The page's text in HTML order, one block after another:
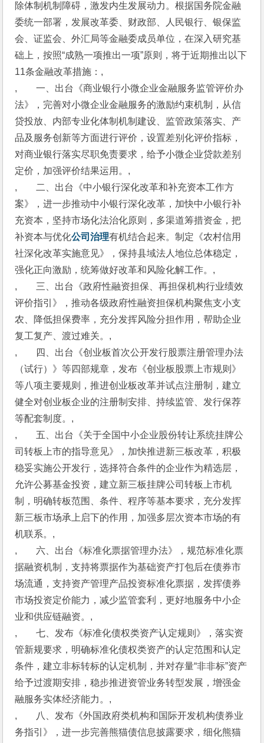
除体制机制障碍，激发内生发展动力。根据国务院金融
委统一部署，发展改革委、财政部、人民银行、银保监
会、证监会、外汇局等金融委成员单位，在深入研究基
础上，按照“成熟一项推出一项”原则，将于近期推出以下
11条金融改革措施：,
,　　一、出台《商业银行小微企业金融服务监管评价办
法》，完善对小微企业金融服务的激励约束机制，从信
贷投放、内部专业化体制机制建设、监管政策落实、产
品及服务创新等方面进行评价，设置差别化评价指标，
对商业银行落实尽职免责要求，给予小微企业贷款差别
定价，加强评价结果运用。,
,　　二、出台《中小银行深化改革和补充资本工作方
案》，进一步推动中小银行深化改革，加快中小银行补
充资本，坚持市场化法治化原则，多渠道筹措资金，把
补资本与优化公司治理有机结合起来。制定《农村信用
社深化改革实施意见》，保持县域法人地位总体稳定，
强化正向激励，统筹做好改革和风险化解工作。,
,　　三、出台《政府性融资担保、再担保机构行业绩效
评价指引》，推动各级政府性融资担保机构聚焦支小支
农、降低担保费率，充分发挥风险分担作用，帮助企业
复工复产、渡过难关。,
,　　四、出台《创业板首次公开发行股票注册管理办法
（试行）》等四部规章，发布《创业板股票上市规则》
等八项主要规则，推进创业板改革并试点注册制，建立
健全对创业板企业的注册制安排、持续监管、发行保荐
等配套制度。,
,　　五、出台《关于全国中小企业股份转让系统挂牌公
司转板上市的指导意见》，加快推进新三板改革，积极
稳妥实施公开发行，选择符合条件的企业作为精选层，
允许公募基金投资，建立新三板挂牌公司转板上市机
制，明确转板范围、条件、程序等基本要求，充分发挥
新三板市场承上启下的作用，加强多层次资本市场的有
机联系。,
,　　六、出台《标准化票据管理办法》，规范标准化票
据融资机制，支持将票据作为基础资产打包后在债券市
场流通，支持资产管理产品投资标准化票据，发挥债券
市场投资定价能力，减少监管套利，更好地服务中小企
业和供应链融资。,
,　　七、发布《标准化债权类资产认定规则》，落实资
管新规要求，明确标准化债权类资产的认定范围和认定
条件，建立非标转标的认定机制，并对存量“非非标”资产
给予过渡期安排，稳步推进资管业务转型发展，增强金
融服务实体经济能力。,
,　　八、发布《外国政府类机构和国际开发机构债券业
务指引》，进一步完善熊猫债信息披露要求，细化熊猫